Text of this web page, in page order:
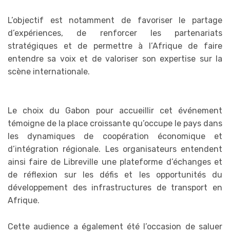
L’objectif est notamment de favoriser le partage
d’expériences, de renforcer les partenariats
stratégiques et de permettre à l’Afrique de faire
entendre sa voix et de valoriser son expertise sur la
scène internationale.
Le choix du Gabon pour accueillir cet événement
témoigne de la place croissante qu’occupe le pays dans
les dynamiques de coopération économique et
d’intégration régionale. Les organisateurs entendent
ainsi faire de Libreville une plateforme d’échanges et
de réflexion sur les défis et les opportunités du
développement des infrastructures de transport en
Afrique.
Cette audience a également été l’occasion de saluer